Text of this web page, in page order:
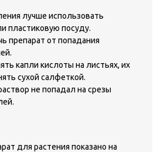
лучше использовать
пластиковую посуду.
препарат от попадания
капли кислоты на листьях, их
сухой салфеткой.
не попадал на срезы
для растения показано на